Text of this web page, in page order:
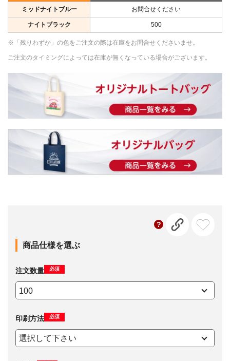
ミッドナイトブルー お問合せください
ナイトブラック 500
※「残りわずか」の色をご注文の際は在庫をお問合せくださいませ。
ご注文のタイミングによっては在庫が無くなっている場合がございます。
商品仕様を選ぶ
注文数量 必須
印刷方法 必須